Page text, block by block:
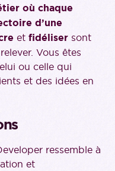
où chaque
d’une
et fidéliser sont
Vous êtes
ou celle qui
et des idées en
ressemble à
et